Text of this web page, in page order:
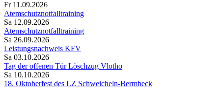
Fr 11.09.2026
Atemschutznotfalltraining
Sa 12.09.2026
Atemschutznotfalltraining
Sa 26.09.2026
Leistungsnachweis KFV
Sa 03.10.2026
Tag der offenen Tür Löschzug Vlotho
Sa 10.10.2026
18. Oktoberfest des LZ Schweicheln-Bermbeck